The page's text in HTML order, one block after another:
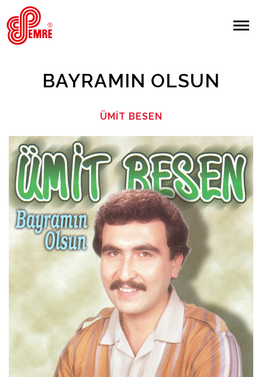
EMRE PLAK
ARAMA
Giriş Yap/Kayıt Ol
Anasayfa
Hakkımızda
Sanatçılar
İletişim
BAYRAMIN OLSUN
ÜMIT BESEN